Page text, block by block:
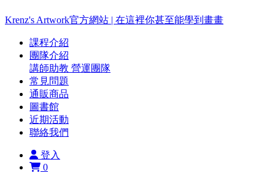
Krenz's Artwork官方網站 | 在這裡你甚至能學到畫畫
課程介紹
團隊介紹
講師助教 營運團隊
常見問題
通販商品
圖書館
近期活動
聯絡我們
登入
0